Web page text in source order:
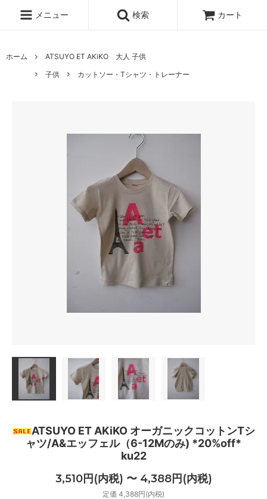
メニュー 検索 カート
ホーム
ATSUYO ET AKiKO 大人 子供
子供
カットソー・Tシャツ・トレーナー
ATSUYO ET AKiKO オーガニックコットンTシ
ャツ/A&エッフェル（6-12Mのみ) *20%off*
ku22
3,510円(内税) 〜 4,388円(内税)
定価 4,388円(内税)